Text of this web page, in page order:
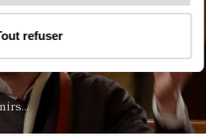
refuser
François-Xavier